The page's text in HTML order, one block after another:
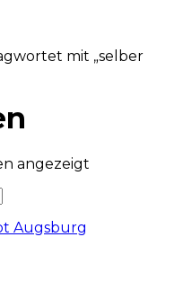
mit „selber
angezeigt